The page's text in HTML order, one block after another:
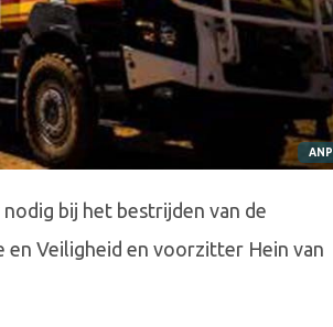
ANP
bij het bestrijden van de
en Veiligheid en voorzitter Hein van